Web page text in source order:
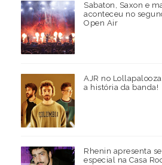
Sabaton, Saxon e
aconteceu no
Open Air
AJR no
a história da banda!
Rhenin apresenta
especial na Casa